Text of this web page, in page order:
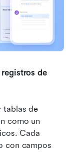
de
tablas de
como un
Cada
con campos